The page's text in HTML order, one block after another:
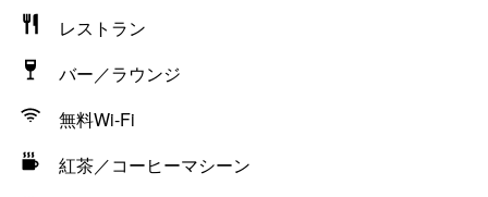
レストラン
バー／ラウンジ
無料Wi-Fi
紅茶／コーヒーマシーン